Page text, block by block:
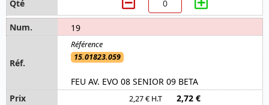
19
15.01823.059
FEU AV. EVO 08 SENIOR 09 BETA
2,27 € H.T 2,72 €